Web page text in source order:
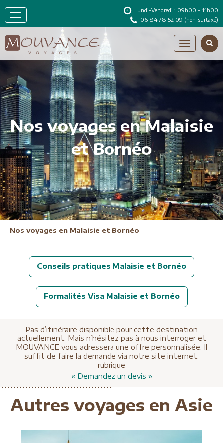
Lundi-Vendredi : 09h00 - 11h00
06 84 78 52 09 (non-surtaxé)
Nos voyages en Malaisie
et Bornéo
Nos voyages en Malaisie et Bornéo
Conseils pratiques Malaisie et Bornéo
Formalités Visa Malaisie et Bornéo
Pas d’itinéraire disponible pour cette destination
actuellement. Mais n’hésitez pas à nous interroger et
MOUVANCE vous adressera une offre personnalisée. Il
suffit de faire la demande via notre site internet,
rubrique
« Demandez un devis »
Autres voyages en Asie